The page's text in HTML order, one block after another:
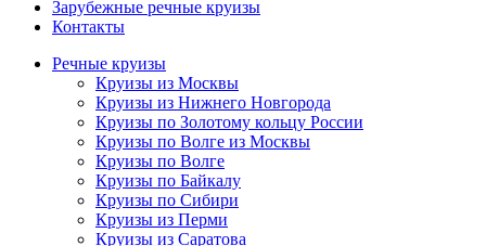
Зарубежные речные круизы
Контакты
Речные круизы
Круизы из Москвы
Круизы из Нижнего Новгорода
Круизы по Золотому кольцу России
Круизы по Волге из Москвы
Круизы по Волге
Круизы по Байкалу
Круизы по Сибири
Круизы из Перми
Круизы из Саратова